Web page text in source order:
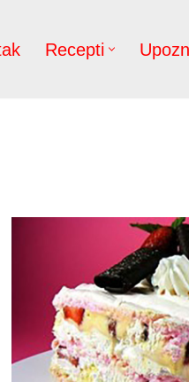
Recepti